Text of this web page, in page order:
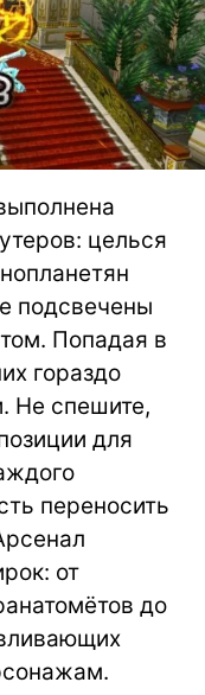
целься
подсвечены
Попадая в
гораздо
Не спешите,
для
переносить
от
до